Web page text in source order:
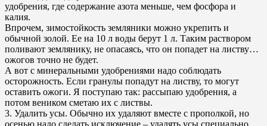
удобрения, где содержание азота меньше, чем фосфора и
калия.
Впрочем, зимостойкость земляники можно укрепить и
обычной золой. Ее на 10 л воды берут 1 л. Таким раствором
поливают землянику, не опасаясь, что он попадет на листву…
ожогов точно не будет.
А вот с минеральными удобрениями надо соблюдать
осторожность. Если гранулы попадут на листву, то могут
оставить ожоги. Я поступаю так: рассыпаю удобрения, а
потом веником сметаю их с листвы.
3. Удалить усы. Обычно их удаляют вместе с прополкой, но